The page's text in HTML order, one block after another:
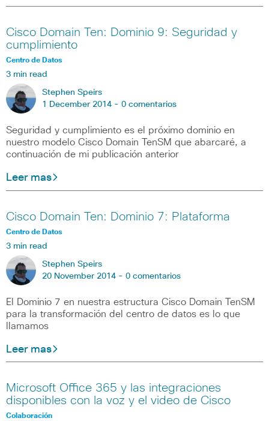
Cisco Domain Ten: Dominio 9: Seguridad y
cumplimiento
Centro de Datos
3 min read
Stephen Speirs
1 December 2014 - 0 comentarios
Seguridad y cumplimiento es el próximo dominio en
nuestro modelo Cisco Domain TenSM que abarcaré, a
continuación de mi publicación anterior
Leer mas
Cisco Domain Ten: Dominio 7: Plataforma
Centro de Datos
3 min read
Stephen Speirs
20 November 2014 - 0 comentarios
El Dominio 7 en nuestra estructura Cisco Domain TenSM
para la transformación del centro de datos es lo que
llamamos
Leer mas
Microsoft Office 365 y las integraciones
disponibles con la voz y el video de Cisco
Colaboración